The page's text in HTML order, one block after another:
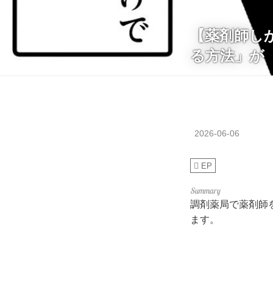
【薬剤師
る方法」が
2026-06-06
EP
調剤薬局で薬剤師
ます。